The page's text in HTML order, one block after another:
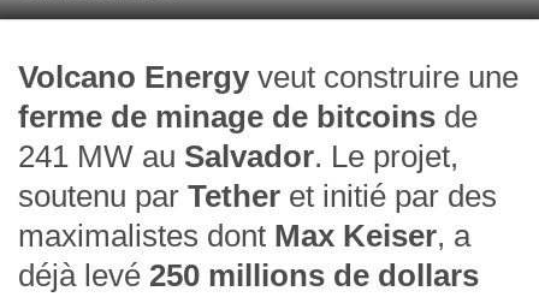
Volcano Energyveut construire une
ferme de minage de bitcoins de
241 MW au Salvador. Le projet,
soutenu par Tether et initié par des
maximalistes dont Max Keiser, a
déjà levé 250 millions de dollars